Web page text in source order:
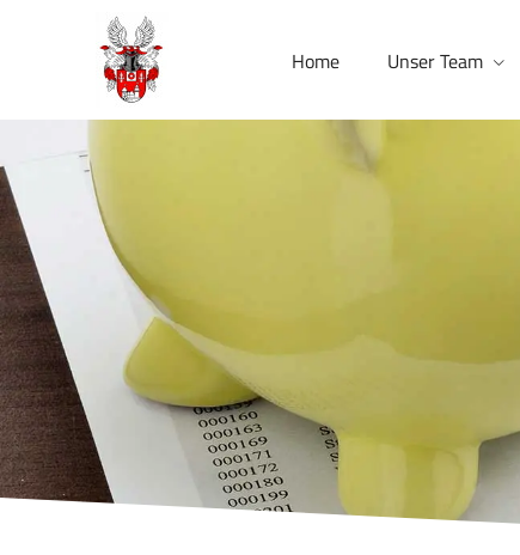
Home Unser Team